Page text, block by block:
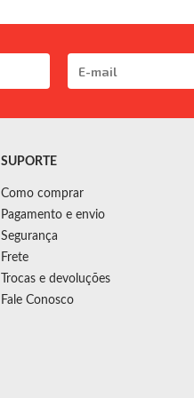
SUPORTE
Como comprar
Pagamento e envio
Segurança
Frete
Trocas e devoluções
Fale Conosco